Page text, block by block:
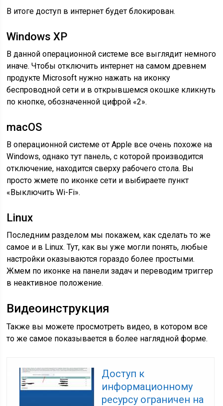
В итоге доступ в интернет будет блокирован.
Windows XP
В данной операционной системе все выглядит немного
иначе. Чтобы отключить интернет на самом древнем
продукте Microsoft нужно нажать на иконку
беспроводной сети и в открывшемся окошке кликнуть
по кнопке, обозначенной цифрой «2».
macOS
В операционной системе от Apple все очень похоже на
Windows, однако тут панель, с которой производится
отключение, находится сверху рабочего стола. Вы
просто жмете по иконке сети и выбираете пункт
«Выключить Wi-Fi».
Linux
Последним разделом мы покажем, как сделать то же
самое и в Linux. Тут, как вы уже могли понять, любые
настройки оказываются гораздо более простыми.
Жмем по иконке на панели задач и переводим триггер
в неактивное положение.
Видеоинструкция
Также вы можете просмотреть видео, в котором все
то же самое показывается в более наглядной форме.
Доступ к
информационному
ресурсу ограничен на